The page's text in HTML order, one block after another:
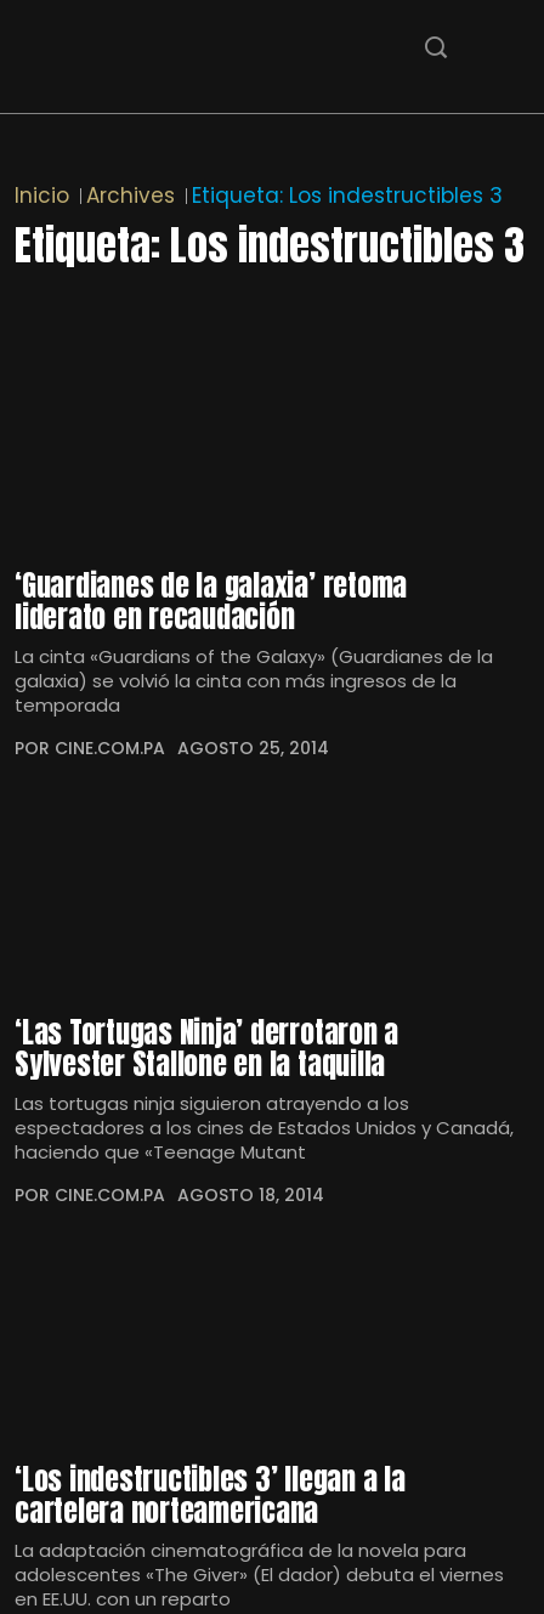
Inicio Archives Etiqueta: Los indestructibles 3
Etiqueta:Los indestructibles 3
‘Guardianes de la galaxia’ retoma
liderato en recaudación
La cinta «Guardians of the Galaxy» (Guardianes de la
galaxia) se volvió la cinta con más ingresos de la
temporada
POR CINE.COM.PA AGOSTO 25, 2014
‘Las Tortugas Ninja’ derrotaron a
Sylvester Stallone en la taquilla
Las tortugas ninja siguieron atrayendo a los
espectadores a los cines de Estados Unidos y Canadá,
haciendo que «Teenage Mutant
POR CINE.COM.PA AGOSTO 18, 2014
‘Los indestructibles 3’ llegan a la
cartelera norteamericana
La adaptación cinematográfica de la novela para
adolescentes «The Giver» (El dador) debuta el viernes
en EE.UU. con un reparto